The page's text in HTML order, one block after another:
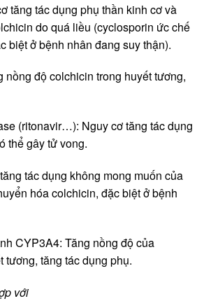
tăng tác dụng phụ thần kinh cơ và
do quá liều (cyclosporin ức chế
biệt ở bệnh nhân đang suy thận).
nồng độ colchicin trong huyết tương,
(ritonavir…): Nguy cơ tăng tác dụng
thể gây tử vong.
tác dụng không mong muốn của
hóa colchicin, đặc biệt ở bệnh
CYP3A4: Tăng nồng độ của
tương, tăng tác dụng phụ.
với